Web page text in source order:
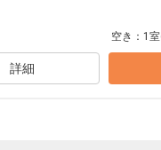
用料がかります。お1人様1泊
階のバイキングレストラン「
牛乳をたっぷり染み込ませて
空き： 1室
詳細